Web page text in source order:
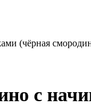
(чёрная
с